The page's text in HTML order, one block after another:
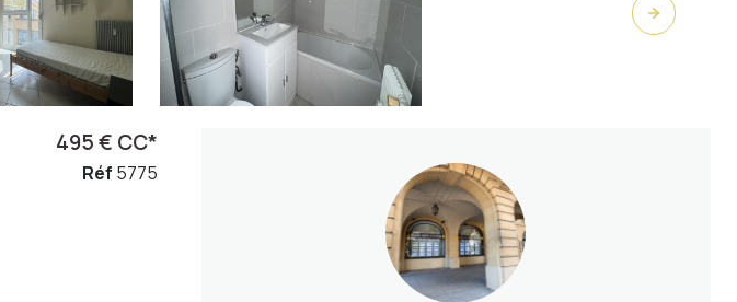
495 € CC*
Réf 5775